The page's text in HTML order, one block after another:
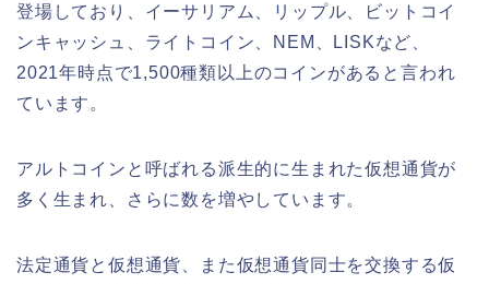
登場しており、イーサリアム、リップル、ビットコイ
ンキャッシュ、ライトコイン、NEM、LISKなど、
2021年時点で1,500種類以上のコインがあると言われ
ています。
アルトコインと呼ばれる派生的に生まれた仮想通貨が
多く生まれ、さらに数を増やしています。
法定通貨と仮想通貨、また仮想通貨同士を交換する仮